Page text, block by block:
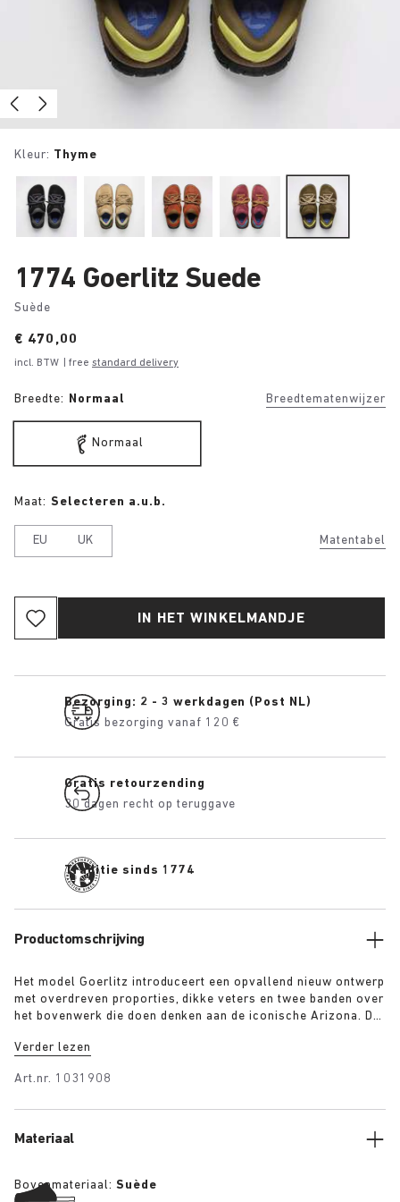
Kleur: Thyme
1774 Goerlitz Suede
Suède
Price:
€ 470,00
incl. BTW | free standard delivery
Breedte: Normaal Breedtematenwijzer
Normaal
Matentabel
Maat: Selecteren a.u.b.
EU UK
IN HET WINKELMANDJE
Bezorging: 2 - 3 werkdagen (Post NL)
Gratis bezorging vanaf 120 €
Gratis retourzending
30 dagen recht op teruggave
Traditie sinds 1774
Productomschrijving
Het model Goerlitz introduceert een opvallend nieuw ontwerp
met overdreven proporties, dikke veters en twee banden over
het bovenwerk die doen denken aan de iconische Arizona. De
ontwerp een sterke visuele basis, terwijl het luxe suède in
toevoegt.
Verder lezen
Art.nr. 1031908
Materiaal
Bovenmateriaal: Suède